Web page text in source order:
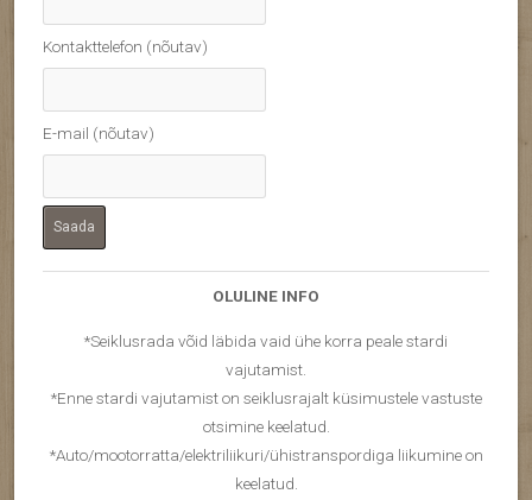
Kontakttelefon (nõutav)
E-mail (nõutav)
OLULINE INFO
*Seiklusrada võid läbida vaid ühe korra peale stardi
vajutamist.
*Enne stardi vajutamist on seiklusrajalt küsimustele vastuste
otsimine keelatud.
*Auto/mootorratta/elektriliikuri/ühistranspordiga liikumine on
keelatud.